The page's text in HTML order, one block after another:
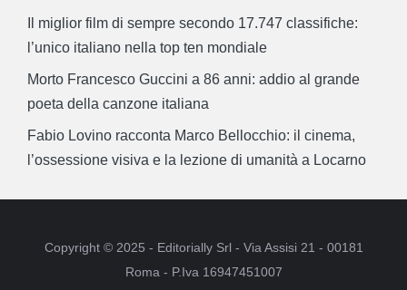
Il miglior film di sempre secondo 17.747 classifiche:
l’unico italiano nella top ten mondiale
Morto Francesco Guccini a 86 anni: addio al grande
poeta della canzone italiana
Fabio Lovino racconta Marco Bellocchio: il cinema,
l’ossessione visiva e la lezione di umanità a Locarno
Copyright © 2025 - Editorially Srl - Via Assisi 21 - 00181
Roma - P.Iva 16947451007